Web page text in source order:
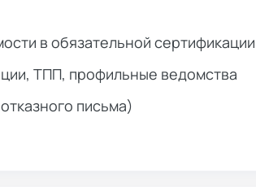
в обязательной сертификации
ТПП, профильные ведомства
письма)